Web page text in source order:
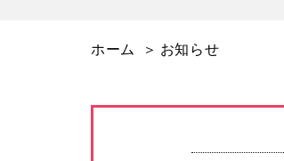
ホーム お知らせ